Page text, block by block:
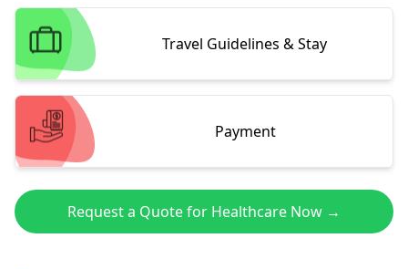
Travel Guidelines & Stay
Payment
Request a Quote for Healthcare Now →